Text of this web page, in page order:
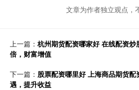
文章为作者独立观点，
上一篇： 杭州期货配资哪家好 在线配资
倍，财富增值
下一篇： 股票配资哪里好 上海商品期货
遇，提升收益